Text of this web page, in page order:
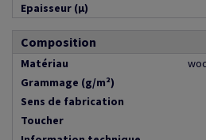
Epaisseur (µ)
Composition
Matériau
Grammage (g/m²)
Sens de fabrication
Toucher